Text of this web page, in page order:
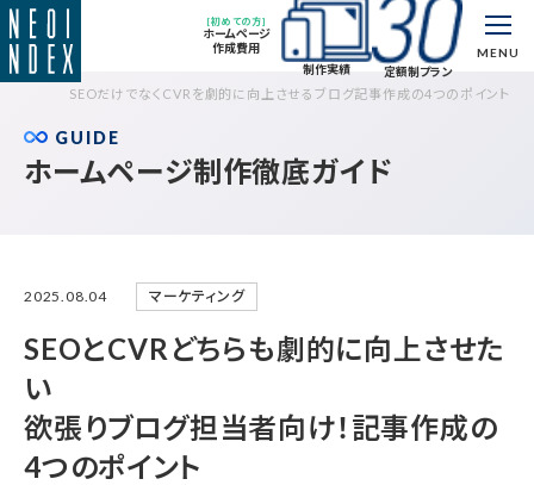
[初めての方]
ホームページ
作成費用
制作実績
定額制プラン
MENU
SEOだけでなくCVRを劇的に向上させるブログ記事作成の4つのポイント
GUIDE
ホームページ制作徹底ガイド
2025.08.04 マーケティング
SEOとCVRどちらも劇的に向上させた
い
欲張りブログ担当者向け！記事作成の
4つのポイント